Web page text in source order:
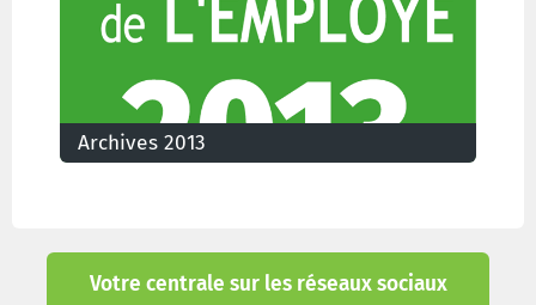
Votre centrale sur les réseaux sociaux
Archives 2013
Les numéros du Droit de l'Employé parus en 2013